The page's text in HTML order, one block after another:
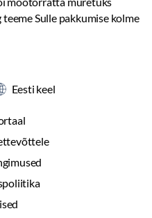
ja navigatsioonisüsteem
Apple CarPlay/Android Auto
Sulle pakkumise kolme
Eesti keel